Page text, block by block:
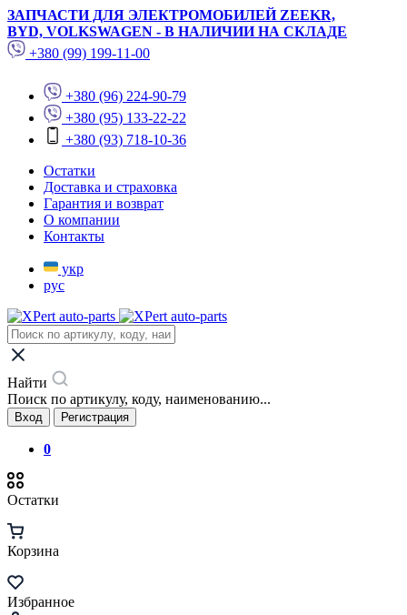
ЗАПЧАСТИ ДЛЯ ЭЛЕКТРОМОБИЛЕЙ ZEEKR,
BYD, VOLKSWAGEN - В НАЛИЧИИ НА СКЛАДЕ
+380 (99) 199-11-00
+380 (96) 224-90-79
+380 (95) 133-22-22
+380 (93) 718-10-36
Остатки
Доставка и страховка
Гарантия и возврат
О компании
Контакты
укр
рус
Найти
Поиск по артикулу, коду, наименованию...
Вход Регистрация
0
Остатки
Корзина
Избранное